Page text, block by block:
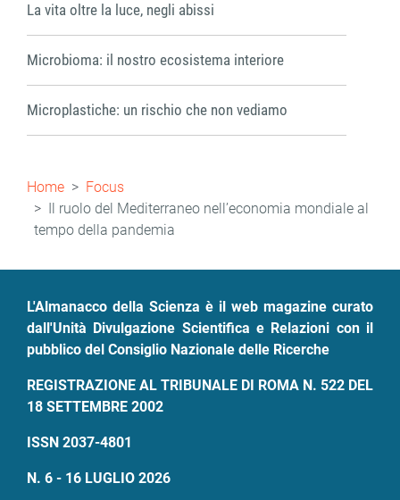
La vita oltre la luce, negli abissi
Microbioma: il nostro ecosistema interiore
Microplastiche: un rischio che non vediamo
Briciole
di
pane
Home
Focus
Il ruolo del Mediterraneo nell’economia mondiale al
tempo della pandemia
L'Almanacco della Scienza è il web magazine curato
dall'Unità Divulgazione Scientifica e Relazioni con il
pubblico del Consiglio Nazionale delle Ricerche
REGISTRAZIONE AL TRIBUNALE DI ROMA N. 522 DEL
18 SETTEMBRE 2002
ISSN 2037-4801
N. 6 - 16 LUGLIO 2026